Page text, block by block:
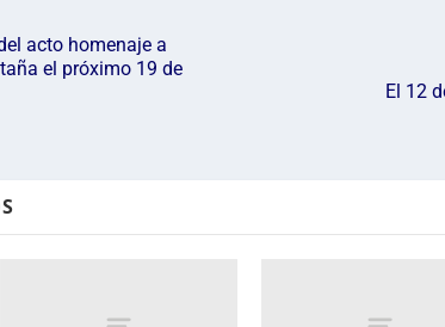
acto homenaje a
el próximo 19 de
El 12